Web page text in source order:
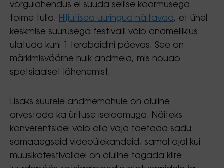
võrgulahendus ei suuda sellise koormusega
toime tulla. Hiljutised uuringud näitavad, et ühel
keskmise suurusega festivalil võib andmeliiklus
ulatuda kuni 1 terabaidini päevas. See on
märkimisväärne hulk andmeid, mis nõuab
spetsiaalset lähenemist.
Lisaks suurele andmemahule on oluline
arvestada ka ürituse iseloomuga. Näiteks
konverentsidel võib olla vaja toetada sadu
samaaegseid videoülekandeid, samal ajal kui
muusikafestivalidel on oluline tagada kiire